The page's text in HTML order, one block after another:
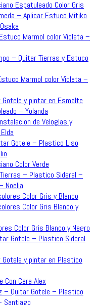
Espatuleado Color Gris
– Aplicar Estuco Mitiko
Marmol color Violeta –
– Quitar Tierras y Estuco
Marmol color Violeta –
y pintar en Esmalte
– Yolanda
de Veloglas y
Gotele – Plastico Liso
Color Verde
– Plastico Sideral –
Noelia
Color Gris y Blanco
Color Gris Blanco y
Color Gris Blanco y Negro
Gotele – Plastico Sideral
y pintar en Plastico
Con Cera Alex
– Quitar Gotele – Plastico
Santiago